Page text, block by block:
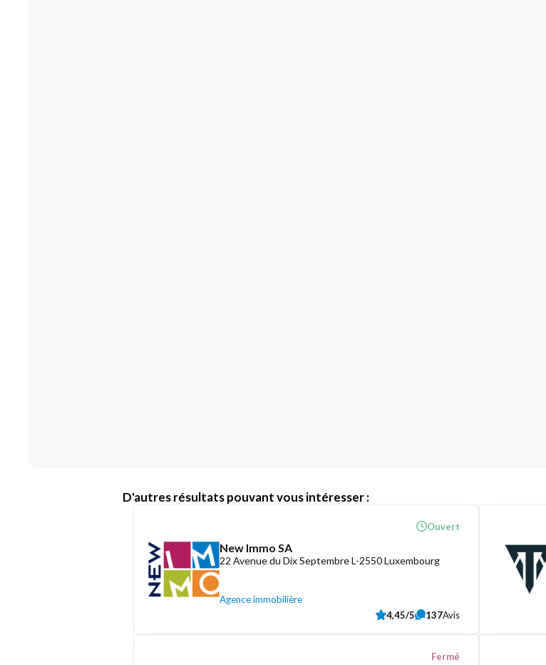
D'autres résultats pouvant vous intéresser :
New Immo SA
22 Avenue du Dix Septembre L-2550 Luxembourg
Agence immobilière
Ouvert
4,45/5 137Avis
Fermé